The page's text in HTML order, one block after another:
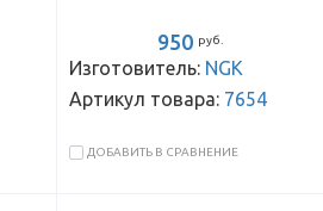
950 руб.
Изготовитель: NGK
Артикул товара: 7654
ДОБАВИТЬ В СРАВНЕНИЕ